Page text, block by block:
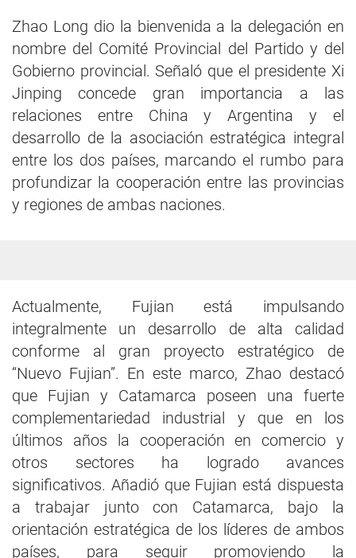
Zhao Long dio la bienvenida a la delegación en
nombre del Comité Provincial del Partido y del
Gobierno provincial. Señaló que el presidente Xi
Jinping concede gran importancia a las
relaciones entre China y Argentina y el
desarrollo de la asociación estratégica integral
entre los dos países, marcando el rumbo para
profundizar la cooperación entre las provincias
y regiones de ambas naciones.
Actualmente, Fujian está impulsando
integralmente un desarrollo de alta calidad
conforme al gran proyecto estratégico de
“Nuevo Fujian”. En este marco, Zhao destacó
que Fujian y Catamarca poseen una fuerte
complementariedad industrial y que en los
últimos años la cooperación en comercio y
otros sectores ha logrado avances
significativos. Añadió que Fujian está dispuesta
a trabajar junto con Catamarca, bajo la
orientación estratégica de los líderes de ambos
países, para seguir promoviendo la